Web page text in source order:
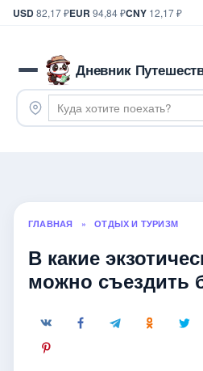
USD82,17 ₽EUR 94,84 ₽CNY 12,17 ₽
Дневник
ГЛАВНАЯ » ОТДЫХ И ТУРИЗМ
В какие
можно съездить